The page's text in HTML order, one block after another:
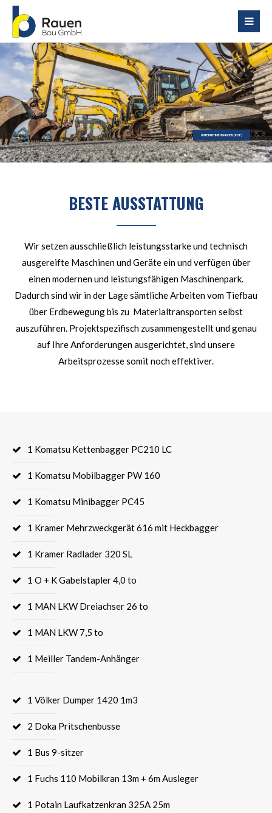
Login
Benutzername
Passwort
Lost your password?
Lorem ipsum dolor sit amet:
24h
Mon - Fri 8:00am - 5:00pm(GMT +1)
Have any questions?
info@yourdomain.com
About us
Lorem ipsum dolor sit amet, consectetuer adipiscing
sociis natoque penatibus et magnis dis parturient
ultricies nec.
UNTERNEHMENSPROFIL (PDF)
BESTE AUSSTATTUNG
Wir setzen ausschließlich leistungsstarke und technisch
ausgereifte Maschinen und Geräte ein und verfügen über
einen modernen und leistungsfähigen Maschinenpark.
Dadurch sind wir in der Lage sämtliche Arbeiten vom Tiefbau
über Erdbewegung bis zu Materialtransporten selbst
auszuführen. Projektspezifisch zusammengestellt und genau
auf Ihre Anforderungen ausgerichtet, sind unsere
Arbeitsprozesse somit noch effektiver.
1 Komatsu Kettenbagger PC210 LC
1 Komatsu Mobilbagger PW 160
1 Komatsu Minibagger PC45
1 Kramer Mehrzweckgerät 616 mit Heckbagger
1 Kramer Radlader 320 SL
1 O + K Gabelstapler 4,0 to
1 MAN LKW Dreiachser 26 to
1 MAN LKW 7,5 to
1 Meiller Tandem-Anhänger
1 Völker Dumper 1420 1m3
2 Doka Pritschenbusse
1 Bus 9-sitzer
1 Fuchs 110 Mobilkran 13m + 6m Ausleger
1 Potain Laufkatzenkran 325A 25m